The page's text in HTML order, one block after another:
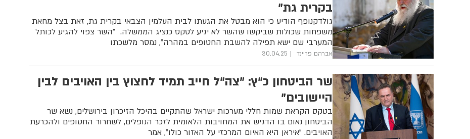
בקרית גת"
גולדקנופף הודיע כי הוא מבטל את הגעתו לבית העלמין הצבאי בקרית גת, זאת בצל מחאת
משפחות שכולות שביקשו שהשר לא יגיע לטקס כנציג הממשלה. "השר צפוי להגיע לכותל
המערבי שם ישא תפילה להשבת החטופים במהרה", נמסר מלשכתו
אברהם פריינד 30.04.25
שר הביטחון כ"ץ: "צה"ל חייב תמיד לחצוץ בין האויבים לבין
היישובים"
בטקס הקראת שמות חללי מערכות ישראל שהתקיים בהיכל הזיכרון בירושלים, נשא שר
הביטחון נאום בו הדגיש את המחויבות הלאומית לזכר הנופלים, לשחרור החטופים ולהכרעת
האויבים. "איראן היא האיום המרכזי על האזור כולו", אמר